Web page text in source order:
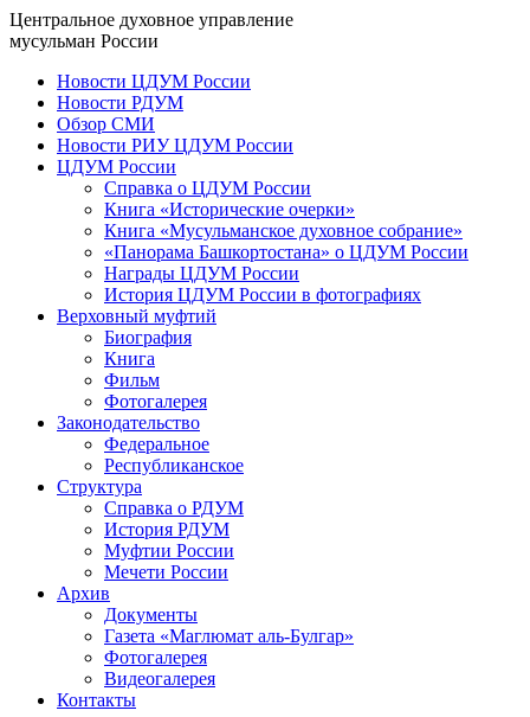
Центральное духовное управление
мусульман России
Новости ЦДУМ России
Новости РДУМ
Обзор СМИ
Новости РИУ ЦДУМ России
ЦДУМ России
Справка о ЦДУМ России
Книга «Исторические очерки»
Книга «Мусульманское духовное собрание»
«Панорама Башкортостана» о ЦДУМ России
Награды ЦДУМ России
История ЦДУМ России в фотографиях
Верховный муфтий
Биография
Книга
Фильм
Фотогалерея
Законодательство
Федеральное
Республиканское
Структура
Справка о РДУМ
История РДУМ
Муфтии России
Мечети России
Архив
Документы
Газета «Маглюмат аль-Булгар»
Фотогалерея
Видеогалерея
Контакты